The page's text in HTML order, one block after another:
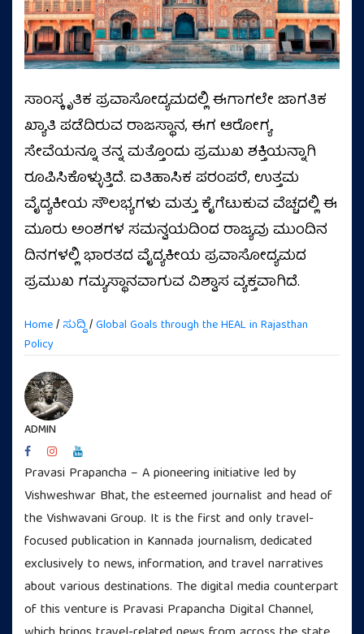
ಸಾಂಸ್ಕೃತಿಕ ಪ್ರವಾಸೋದ್ಯಮದಲ್ಲಿ ಈಗಾಗಲೇ ಜಾಗತಿಕ
ಖ್ಯಾತಿ ಪಡೆದಿರುವ ರಾಜಸ್ಥಾನ, ಈಗ ಆರೋಗ್ಯ
ಸೇವೆಯನ್ನೂ ತನ್ನ ಮತ್ತೊಂದು ಪ್ರಮುಖ ಶಕ್ತಿಯನ್ನಾಗಿ
ರೂಪಿಸಿಕೊಳ್ಳುತ್ತಿದೆ. ಐತಿಹಾಸಿಕ ಪರಂಪರೆ, ಉತ್ತಮ
ವೈದ್ಯಕೀಯ ಸೌಲಭ್ಯಗಳು ಮತ್ತು ಕೈಗೆಟುಕುವ ವೆಚ್ಚದಲ್ಲಿ ಈ
ಮೂರು ಅಂಶಗಳ ಸಮನ್ವಯದಿಂದ ರಾಜ್ಯವು ಮುಂದಿನ
ದಿನಗಳಲ್ಲಿ ಭಾರತದ ವೈದ್ಯಕೀಯ ಪ್ರವಾಸೋದ್ಯಮದ
ಪ್ರಮುಖ ಗಮ್ಯಸ್ಥಾನವಾಗುವ ವಿಶ್ವಾಸ ವ್ಯಕ್ತವಾಗಿದೆ.
Home/ಸುದ್ದಿ/Global Goals through the HEAL in Rajasthan
Policy
ADMIN
Pravasi Prapancha – A pioneering initiative led by
Vishweshwar Bhat, the esteemed journalist and head of
the Vishwavani Group. It is the first and only travel-
focused publication in Kannada journalism, dedicated
exclusively to news, information, and travel narratives
about various destinations. The digital media counterpart
of this venture is Pravasi Prapancha Digital Channel,